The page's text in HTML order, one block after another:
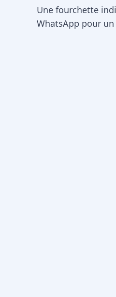
Une fourchette
WhatsApp pour